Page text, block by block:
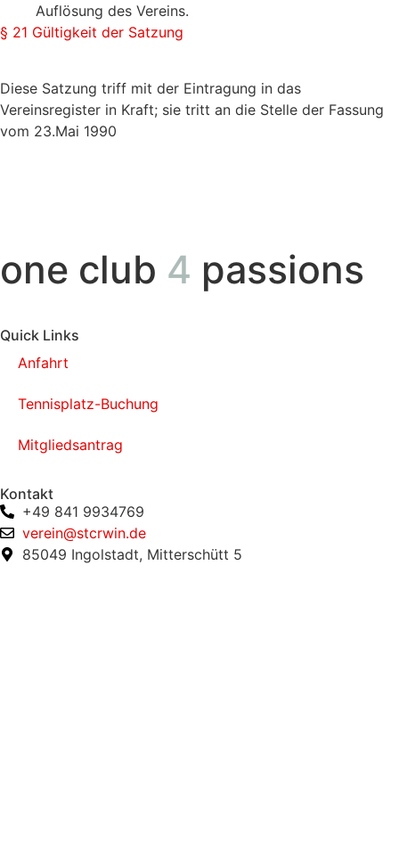
Auflösung des Vereins.
§ 21 Gültigkeit der Satzung
Diese Satzung triff mit der Eintragung in das
Vereinsregister in Kraft; sie tritt an die Stelle der Fassung
vom 23.Mai 1990
one club 4 passions
Quick Links
Anfahrt
Tennisplatz-Buchung
Mitgliedsantrag
Kontakt
+49 841 9934769
verein@stcrwin.de
85049 Ingolstadt, Mitterschütt 5